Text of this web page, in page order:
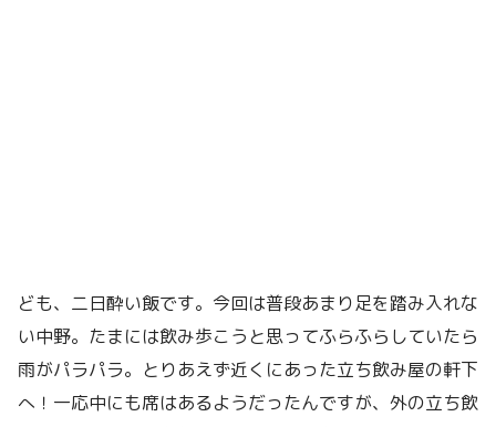
ども、二日酔い飯です。今回は普段あまり足を踏み入れな
い中野。たまには飲み歩こうと思ってふらふらしていたら
雨がパラパラ。とりあえず近くにあった立ち飲み屋の軒下
へ！一応中にも席はあるようだったんですが、外の立ち飲